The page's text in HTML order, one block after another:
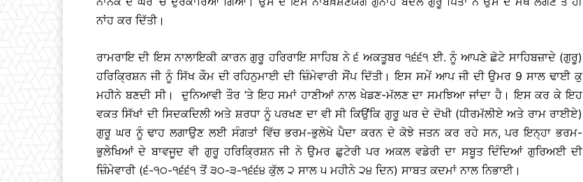
ਨਾਂਹ ਕਰ ਦਿੱਤੀ।
ਰਾਮਰਾਇ ਦੀ ਇਸ ਨਾਲਾਇਕੀ ਕਾਰਨ ਗੁਰੂ ਹਰਿਰਾਇ ਸਾਹਿਬ ਨੇ ੬ ਅਕਤੂਬਰ ੧੬੬੧ ਈ. ਨੂੰ ਆਪਣੇ ਛੋਟੇ ਸਾਹਿਬਜ਼ਾਦੇ (ਗੁਰੂ)
ਹਰਿਕ੍ਰਿਸ਼ਨ ਜੀ ਨੂੰ ਸਿੱਖ ਕੌਮ ਦੀ ਰਹਿਨੁਮਾਈ ਦੀ ਜ਼ਿੰਮੇਵਾਰੀ ਸੌਂਪ ਦਿੱਤੀ। ਇਸ ਸਮੇਂ ਆਪ ਜੀ ਦੀ ਉਮਰ 9 ਸਾਲ ਢਾਈ ਕੁ
ਮਹੀਨੇ ਬਣਦੀ ਸੀ। ਦੁਨਿਆਵੀ ਤੌਰ ’ਤੇ ਇਹ ਸਮਾਂ ਹਾਣੀਆਂ ਨਾਲ ਖੇਡਣ-ਮੱਲਣ ਦਾ ਸਮਝਿਆ ਜਾਂਦਾ ਹੈ। ਇਸ ਕਰ ਕੇ ਇਹ
ਵਕਤ ਸਿੱਖਾਂ ਦੀ ਸਿਦਕਦਿਲੀ ਅਤੇ ਸ਼ਰਧਾ ਨੂੰ ਪਰਖਣ ਦਾ ਵੀ ਸੀ ਕਿਉਂਕਿ ਗੁਰੂ ਘਰ ਦੇ ਦੋਖੀ (ਧੀਰਮੱਲੀਏ ਅਤੇ ਰਾਮ ਰਾਈਏ)
ਗੁਰੂ ਘਰ ਨੂੰ ਢਾਹ ਲਗਾਉਣ ਲਈ ਸੰਗਤਾਂ ਵਿੱਚ ਭਰਮ-ਭੁਲੇਖੇ ਪੈਦਾ ਕਰਨ ਦੇ ਕੋਝੇ ਜਤਨ ਕਰ ਰਹੇ ਸਨ, ਪਰ ਇਨ੍ਹਾ ਭਰਮ-
ਭੁਲੇਖਿਆਂ ਦੇ ਬਾਵਜੂਦ ਵੀ ਗੁਰੂ ਹਰਿਕ੍ਰਿਸ਼ਨ ਜੀ ਨੇ ਉਮਰ ਛੁਟੇਰੀ ਪਰ ਅਕਲ ਵਡੇਰੀ ਦਾ ਸਬੂਤ ਦਿੰਦਿਆਂ ਗੁਰਿਅਈ ਦੀ
ਜ਼ਿੰਮੇਵਾਰੀ (੬-੧੦-੧੬੬੧ ਤੋਂ ੩੦-੩-੧੬੬੪ ਕੁੱਲ ੨ ਸਾਲ ੫ ਮਹੀਨੇ ੨੪ ਦਿਨ) ਸਾਬਤ ਕਦਮਾਂ ਨਾਲ ਨਿਭਾਈ।